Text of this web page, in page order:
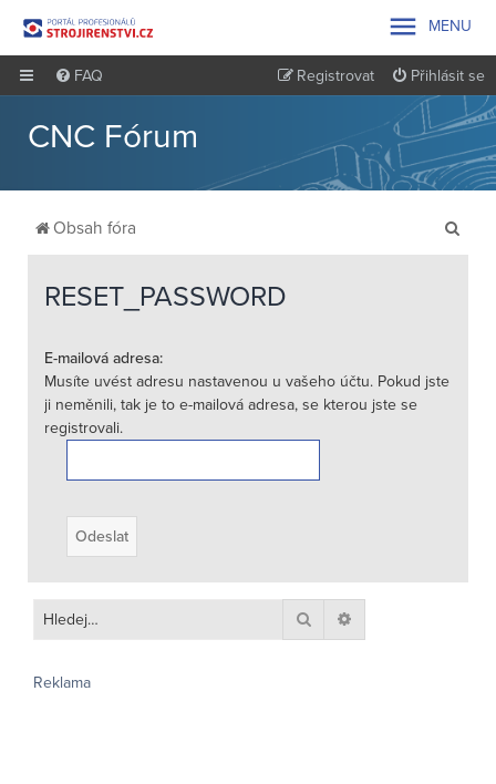
 MENU
FAQ Přihlásit se
Registrovat
CNC Fórum
Obsah fóra
l
RESET_PASSWORD
E-mailová adresa:
Musíte uvést adresu nastavenou u vašeho účtu. Pokud jste
ji neměnili, tak je to e-mailová adresa, se kterou jste se
registrovali.
Hledat
Reklama